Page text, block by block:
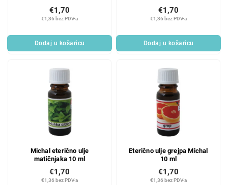
€1,36 bez PDV-a
€1,70
Dodaj u košaricu
€1,36 bez PDV-a
€1,70
Dodaj u košaricu
Michal eterično ulje
matičnjaka 10 ml
€1,36 bez PDV-a
€1,70
Eterično ulje grejpa Michal
10 ml
€1,36 bez PDV-a
€1,70